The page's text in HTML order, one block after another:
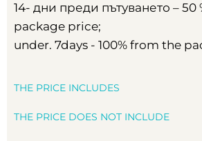
14- дни преди пътуването – 50
package price;
under. 7days - 100% from the
THE PRICE INCLUDES
THE PRICE DOES NOT INCLUDE